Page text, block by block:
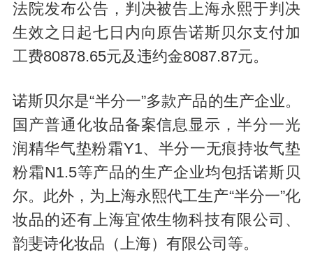
法院发布公告，判决被告上海永熙于判决
生效之日起七日内向原告诺斯贝尔支付加
工费80878.65元及违约金8087.87元。
诺斯贝尔是“半分一”多款产品的生产企业。
国产普通化妆品备案信息显示，半分一光
润精华气垫粉霜Y1、半分一无痕持妆气垫
粉霜N1.5等产品的生产企业均包括诺斯贝
尔。此外，为上海永熙代工生产“半分一”化
妆品的还有上海宜侬生物科技有限公司、
韵斐诗化妆品（上海）有限公司等。